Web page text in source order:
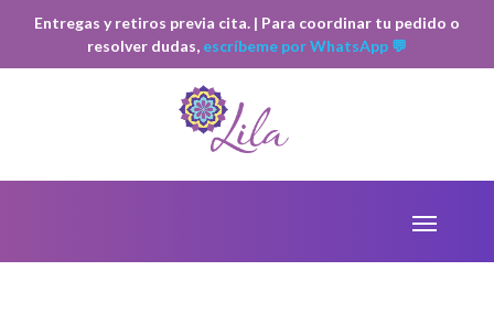
Entregas y retiros previa cita. | Para coordinar tu pedido o
resolver dudas, escríbeme por WhatsApp 💬